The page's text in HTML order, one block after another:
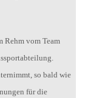
Rehm vom Team
so bald wie
für die